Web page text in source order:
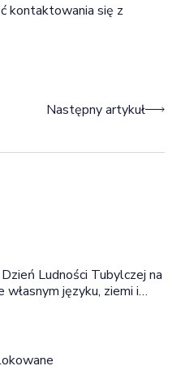
kontaktowania się z
Następny artykuł
Ludności Tubylczej na
języku, ziemi i